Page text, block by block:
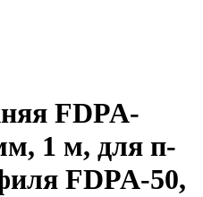
FDPA-
1 м, для п-
FDPA-50,